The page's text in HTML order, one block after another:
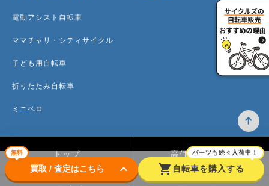
無料
買取 / 査定はこちら keyboard_arrow_down shopping_cart
パーツも続々入荷中！
自転車を購入する
電動アシスト自転車
ママチャリ・シティサイクル
子ども用自転車
折りたたみ自転車
ミニベロ
トップ 高価買取のワケ